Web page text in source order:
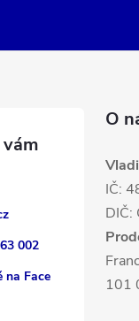
002
na Face
O
IČ:
101